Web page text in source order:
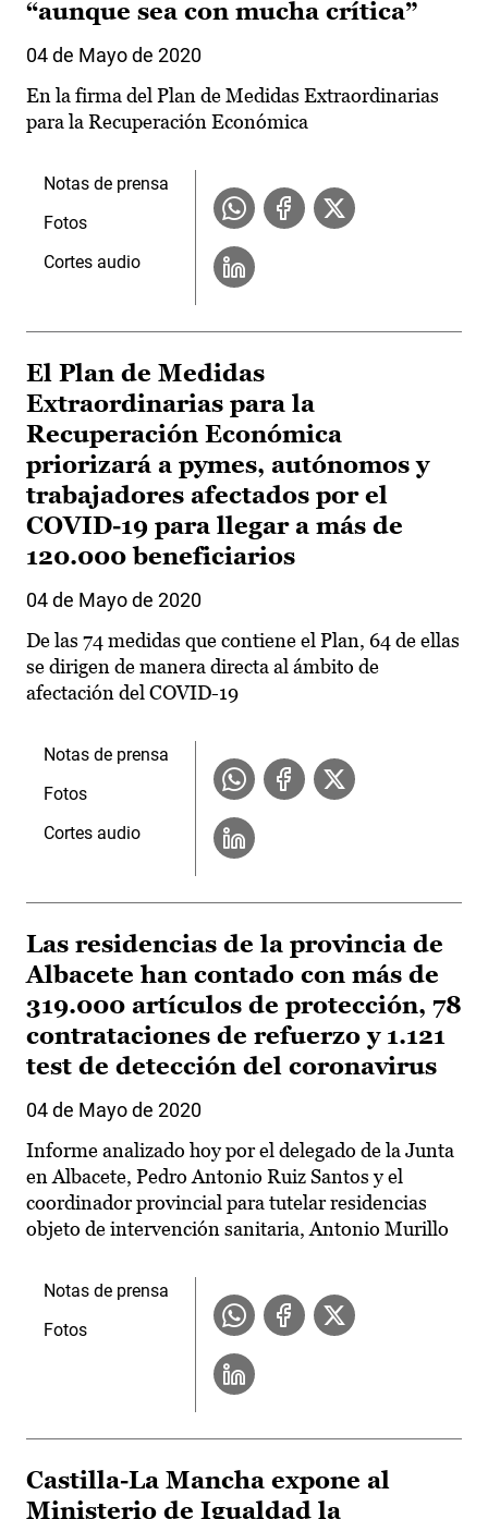
“aunque sea con mucha crítica”
04 de Mayo de 2020
En la firma del Plan de Medidas Extraordinarias
para la Recuperación Económica
Notas de prensa
Fotos
Cortes audio
El Plan de Medidas
Extraordinarias para la
Recuperación Económica
priorizará a pymes, autónomos y
trabajadores afectados por el
COVID-19 para llegar a más de
120.000 beneficiarios
04 de Mayo de 2020
De las 74 medidas que contiene el Plan, 64 de ellas
se dirigen de manera directa al ámbito de
afectación del COVID-19
Notas de prensa
Fotos
Cortes audio
Las residencias de la provincia de
Albacete han contado con más de
319.000 artículos de protección, 78
contrataciones de refuerzo y 1.121
test de detección del coronavirus
04 de Mayo de 2020
Informe analizado hoy por el delegado de la Junta
en Albacete, Pedro Antonio Ruiz Santos y el
coordinador provincial para tutelar residencias
objeto de intervención sanitaria, Antonio Murillo
Notas de prensa
Fotos
Castilla-La Mancha expone al
Ministerio de Igualdad la